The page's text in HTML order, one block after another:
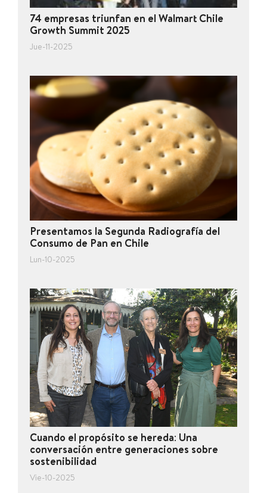
74 empresas triunfan en el Walmart Chile
Growth Summit 2025
Jue-11-2025
Presentamos la Segunda Radiografía del
Consumo de Pan en Chile
Lun-10-2025
Cuando el propósito se hereda: Una
conversación entre generaciones sobre
sostenibilidad
Vie-10-2025